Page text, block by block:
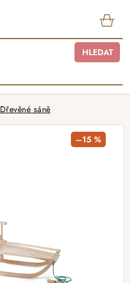
HLEDAT
Dřevěné sáně
–15 %